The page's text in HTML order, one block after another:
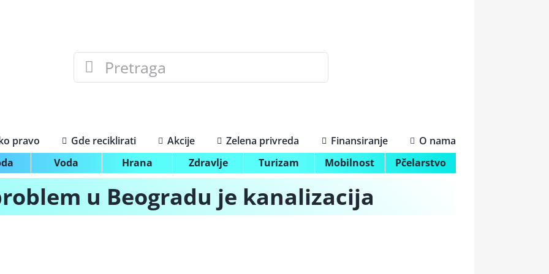
Search
for:
Voda Hrana Zdravlje Turizam Mobilnost Pčelarstvo
pravo Gde reciklirati Akcije Zelena privreda Finansiranje O nama
u Beogradu je kanalizacija